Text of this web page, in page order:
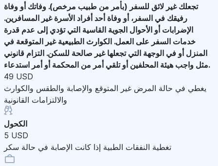
تجعلك غير لائق للسفر (بأمر من طبيب مرخص). وفاتك أو وفاة
رفيقك في السفر، أو وفاة أحد أفراد الأسرة غير المسافرين.
الإضرابات أو الأحوال الجوية القاسية التي تؤدي إلى عدم قدرة
خدمات السفر على العمل. الكوارث الطبيعية غير المتوقعة في
المنزل أو في الوجهة التي تجعلها غير صالحة للسكن. التزام قانوني
مثل واجب هيئة المحلفين أو تلقي أمر من المحكمة أو أمر استدعاء.
49 USD
يغطي في حالة المرض غير المتوقع والإصابة والطقس والكوارث
والالتزامات القانونية
الكحول
5 USD
تغطية النفقات الطبية إذا كانت الإصابة في حالة سكر